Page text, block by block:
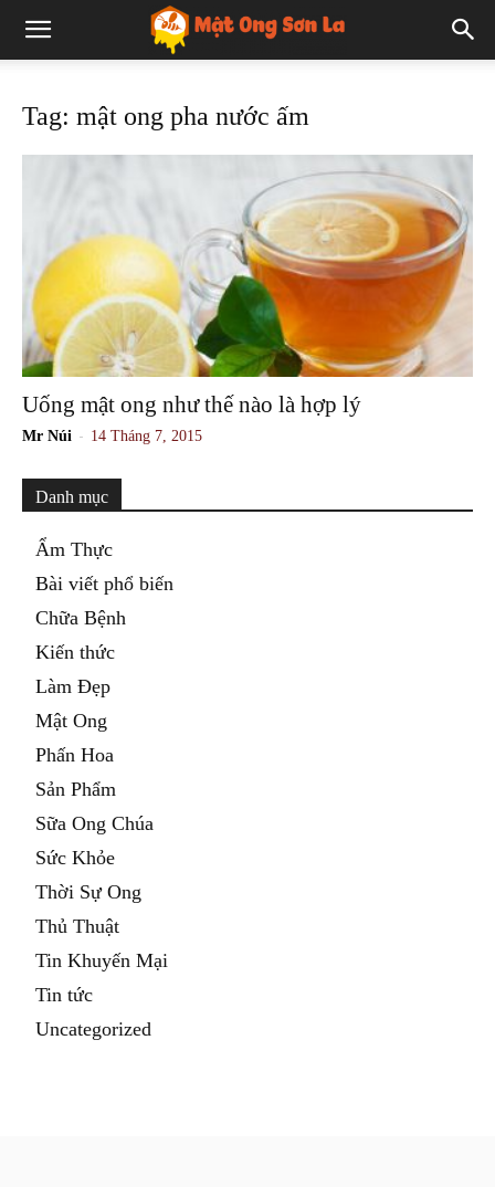
Tag: mật ong pha nước ấm
Uống mật ong như thế nào là hợp lý
Mr Núi - 14 Tháng 7, 2015
Danh mục
Ẩm Thực
Bài viết phổ biến
Chữa Bệnh
Kiến thức
Làm Đẹp
Mật Ong
Phấn Hoa
Sản Phẩm
Sữa Ong Chúa
Sức Khỏe
Thời Sự Ong
Thủ Thuật
Tin Khuyến Mại
Tin tức
Uncategorized